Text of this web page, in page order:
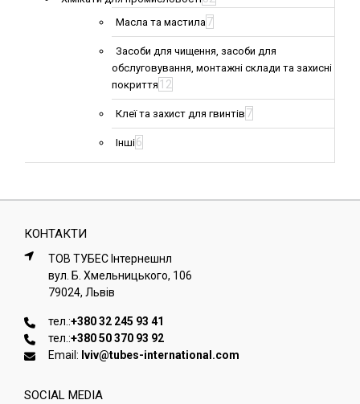
Масла та мастила7
Засоби для чищення, засоби для
обслуговування, монтажні склади та захисні
покриття 12
Клеї та захист для гвинтів 7
Інші6
КОНТАКТИ
ТОВ ТУБЕС Iнтернешнл
вул. Б. Хмельницького, 106
79024, Львiв
тел.:+380 32 245 93 41
тел.:+380 50 370 93 92
Email: lviv@tubes-international.com
SOCIAL MEDIA